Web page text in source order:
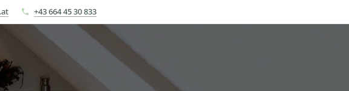
+43 664 45 30 833